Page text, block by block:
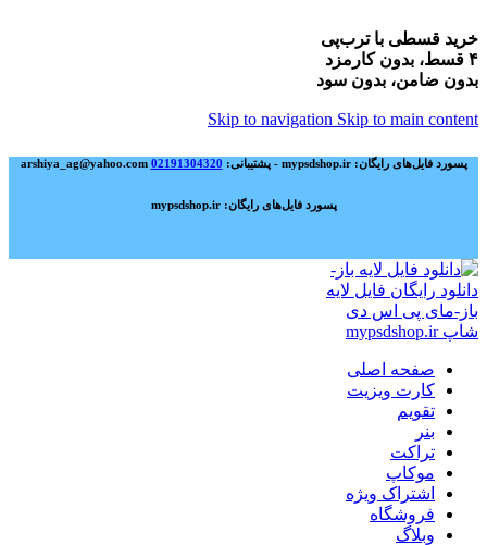
خرید قسطی با ترب‌پی
۴ قسط، بدون کارمزد
بدون ضامن، بدون سود
Skip to navigation Skip to main content
پسورد فایل‌های رایگان: mypsdshop.ir - پشتیبانی: arshiya_ag@yahoo.com 02191304320
پسورد فایل‌های رایگان: mypsdshop.ir
صفحه اصلی
کارت ویزیت
تقویم
بنر
تراکت
موکاپ
اشتراک ویژه
فروشگاه
وبلاگ